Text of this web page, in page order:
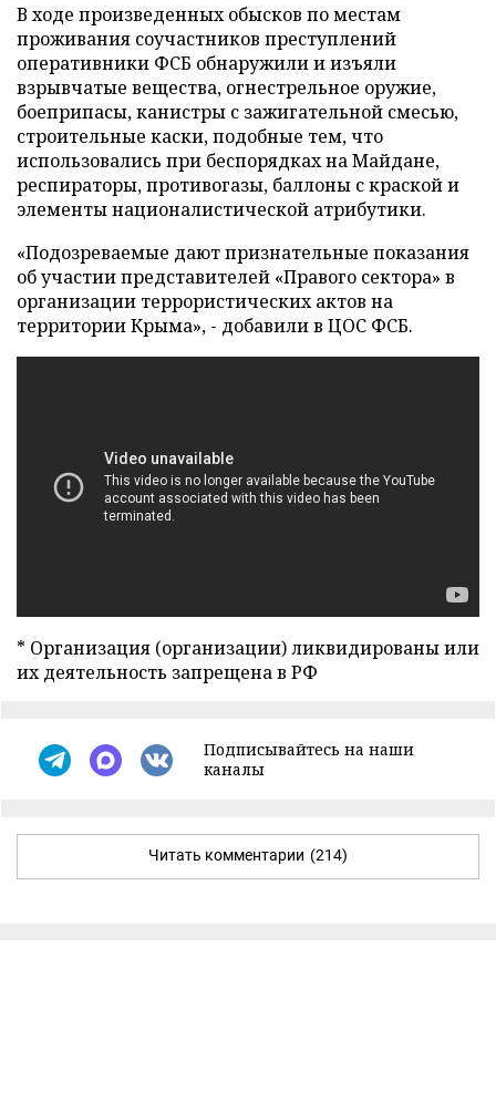
В ходе произведенных обысков по местам
проживания соучастников преступлений
оперативники ФСБ обнаружили и изъяли
взрывчатые вещества, огнестрельное оружие,
боеприпасы, канистры с зажигательной смесью,
строительные каски, подобные тем, что
использовались при беспорядках на Майдане,
респираторы, противогазы, баллоны с краской и
элементы националистической атрибутики.
«Подозреваемые дают признательные показания
об участии представителей «Правого сектора» в
организации террористических актов на
территории Крыма», - добавили в ЦОС ФСБ.
* Организация (организации) ликвидированы или
их деятельность запрещена в РФ
Подписывайтесь на наши
каналы
Читать комментарии (214)